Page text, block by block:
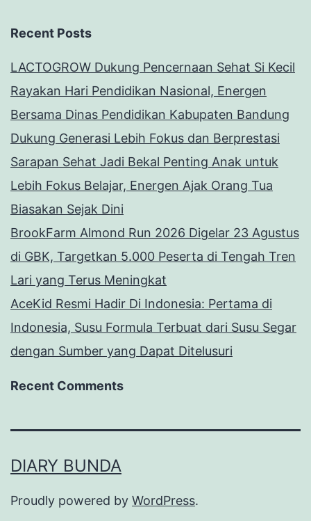
Recent Posts
LACTOGROW Dukung Pencernaan Sehat Si Kecil
Rayakan Hari Pendidikan Nasional, Energen
Bersama Dinas Pendidikan Kabupaten Bandung
Dukung Generasi Lebih Fokus dan Berprestasi
Sarapan Sehat Jadi Bekal Penting Anak untuk
Lebih Fokus Belajar, Energen Ajak Orang Tua
Biasakan Sejak Dini
BrookFarm Almond Run 2026 Digelar 23 Agustus
di GBK, Targetkan 5.000 Peserta di Tengah Tren
Lari yang Terus Meningkat
AceKid Resmi Hadir Di Indonesia: Pertama di
Indonesia, Susu Formula Terbuat dari Susu Segar
dengan Sumber yang Dapat Ditelusuri
Recent Comments
DIARY BUNDA
Proudly powered by WordPress.